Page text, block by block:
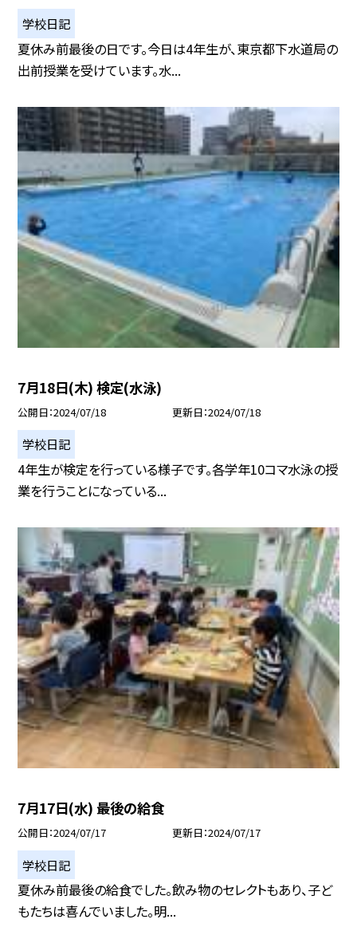
学校日記
夏休み前最後の日です。今日は4年生が、東京都下水道局の
出前授業を受けています。水...
7月18日(木) 検定(水泳)
公開日 2024/07/18 更新日 2024/07/18
学校日記
4年生が検定を行っている様子です。各学年10コマ水泳の授
業を行うことになっている...
7月17日(水) 最後の給食
公開日 2024/07/17 更新日 2024/07/17
学校日記
夏休み前最後の給食でした。飲み物のセレクトもあり、子ど
もたちは喜んでいました。明...